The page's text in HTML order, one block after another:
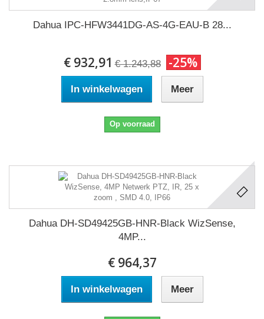
Dahua IPC-HFW3441DG-AS-4G-EAU-B 28...
€ 932,91 € 1.243,88 -25%
In winkelwagen Meer
Op voorraad
Dahua DH-SD49425GB-HNR-Black WizSense,
4MP...
€ 964,37
In winkelwagen Meer